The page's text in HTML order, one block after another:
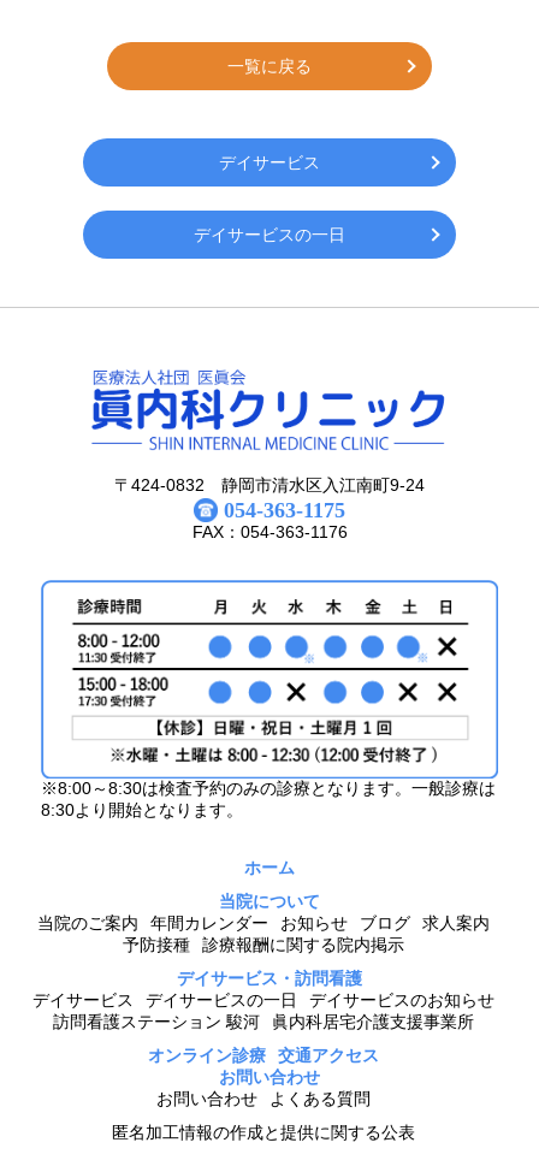
一覧に戻る
デイサービス
デイサービスの一日
〒424-0832 静岡市清水区入江南町9-24
054-363-1175
FAX：054-363-1176
※8:00～8:30は検査予約のみの診療となります。一般診療は
8:30より開始となります。
ホーム
当院について
当院のご案内
年間カレンダー お知らせ ブログ
求人案内
予防接種
診療報酬に関する院内掲示
デイサービス・訪問看護
デイサービス
デイサービスの一日
デイサービスのお知らせ
訪問看護ステーション 駿河
眞内科居宅介護支援事業所
オンライン診療
交通アクセス
お問い合わせ
お問い合わせ
よくある質問
匿名加工情報の作成と提供に関する公表